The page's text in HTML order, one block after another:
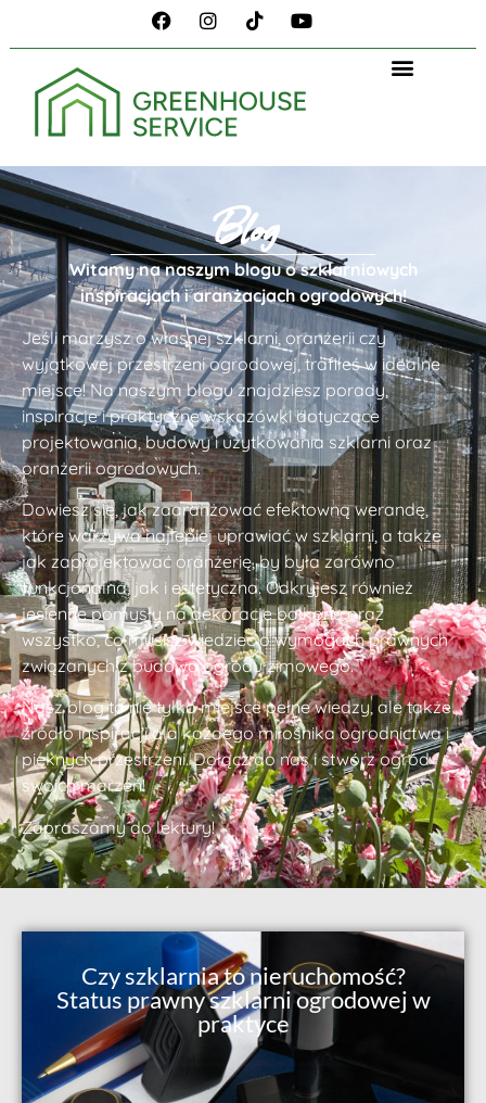
Blog
Witamy na naszym blogu o szklarniowych
inspiracjach i aranżacjach ogrodowych!
Jeśli marzysz o własnej szklarni, oranżerii czy
wyjątkowej przestrzeni ogrodowej, trafiłeś w idealne
miejsce! Na naszym blogu znajdziesz porady,
inspiracje i praktyczne wskazówki dotyczące
projektowania, budowy i użytkowania szklarni oraz
oranżerii ogrodowych.
Dowiesz się, jak zaaranżować efektowną werandę,
które warzywa najlepiej uprawiać w szklarni, a także
jak zaprojektować oranżerię, by była zarówno
funkcjonalna, jak i estetyczna. Odkryjesz również
jesienne pomysły na dekoracje balkonu oraz
wszystko, co musisz wiedzieć o wymogach prawnych
związanych z budową ogrodu zimowego.
Nasz blog to nie tylko miejsce pełne wiedzy, ale także
źródło inspiracji dla każdego miłośnika ogrodnictwa i
pięknych przestrzeni. Dołącz do nas i stwórz ogród
swoich marzeń!
Zapraszamy do lektury!
Czy szklarnia to nieruchomość?
Status prawny szklarni ogrodowej w
praktyce